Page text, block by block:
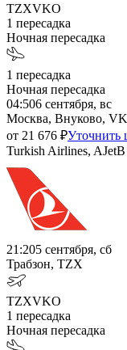
TZXVKO
1 пересадка
Ночная пересадка
1 пересадка
Ночная пересадка
04:506 сентября, вс
Москва, Внуково,
от 21 676 ₽Уточнить
Turkish Airlines, AJetВ
21:205 сентября, сб
Трабзон, TZX
TZXVKO
1 пересадка
Ночная пересадка